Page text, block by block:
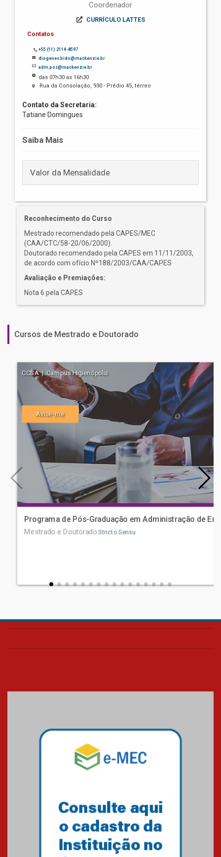
Coordenador
CURRÍCULO LATTES
Contatos
+55 (11) 2114-8597
diogenes.bido@mackenzie.br
adm.pos@mackenzie.br
das 07h30 as 16h30
Rua da Consolação, 930 - Prédio 45, térreo
Contato da Secretaria:
Tatiane Domingues
Saiba Mais
Valor da Mensalidade
Reconhecimento do Curso
Mestrado recomendado pela CAPES/MEC
(CAA/CTC/58-20/06/2000).
Doutorado recomendado pela CAPES em 11/11/2003,
de acordo com ofício Nº188/2003/CAA/CAPES
Avaliação e Premiações:
Nota 6 pela CAPES
Cursos de Mestrado e Doutorado
CCSA | Campus Higienópolis
Avise-me
Programa de Pós-Graduação em Administração de
Mestrado e Doutorado Stricto Sensu